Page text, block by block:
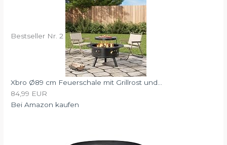
Bestseller Nr. 2
Xbro Ø89 cm Feuerschale mit Grillrost und...
84,99 EUR
Bei Amazon kaufen